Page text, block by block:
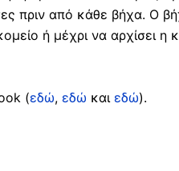
πριν από κάθε βήχα. Ο
ή μέχρι να αρχίσει η
(εδώ, εδώ και εδώ).